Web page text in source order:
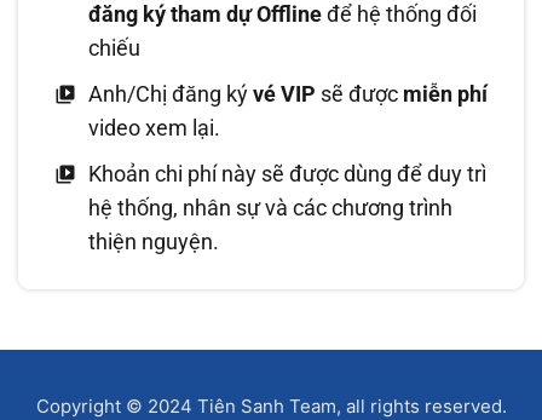
đăng ký tham dự Offlineđể hệ thống đối
chiếu
Anh/Chị đăng kývé VIP sẽ được miễn phí
video xem lại.
Khoản chi phí này sẽ được dùng để duy trì
hệ thống, nhân sự và các chương trình
thiện nguyện.
Copyright © 2024 Tiên Sanh Team, all rights reserved.